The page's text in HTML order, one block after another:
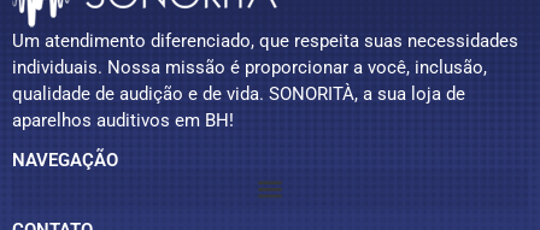
Um atendimento diferenciado, que respeita suas necessidades
individuais. Nossa missão é proporcionar a você, inclusão,
qualidade de audição e de vida. SONORITÀ, a sua loja de
aparelhos auditivos em BH!
NAVEGAÇÃO